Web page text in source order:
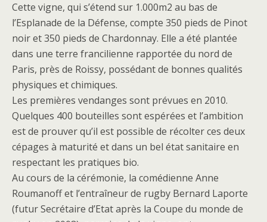
Cette vigne, qui s’étend sur 1.000m2 au bas de
l’Esplanade de la Défense, compte 350 pieds de Pinot
noir et 350 pieds de Chardonnay. Elle a été plantée
dans une terre francilienne rapportée du nord de
Paris, près de Roissy, possédant de bonnes qualités
physiques et chimiques.
Les premières vendanges sont prévues en 2010.
Quelques 400 bouteilles sont espérées et l’ambition
est de prouver qu’il est possible de récolter ces deux
cépages à maturité et dans un bel état sanitaire en
respectant les pratiques bio.
Au cours de la cérémonie, la comédienne Anne
Roumanoff et l’entraîneur de rugby Bernard Laporte
(futur Secrétaire d’Etat après la Coupe du monde de